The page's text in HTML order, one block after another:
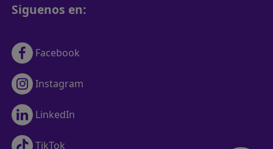
Siguenos en:
Facebook
Instagram
LinkedIn
TikTok